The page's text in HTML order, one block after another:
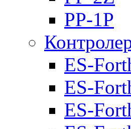
PP-1P
ES-
ES-
ES-